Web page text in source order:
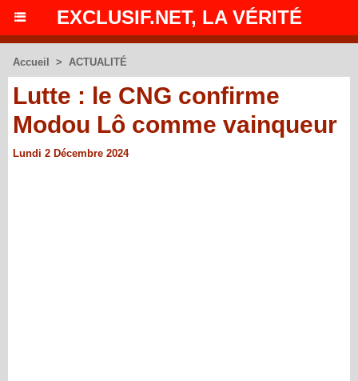
EXCLUSIF.NET, LA VÉRITÉ
Accueil > ACTUALITÉ
Lutte : le CNG confirme
Modou Lô comme vainqueur
Lundi 2 Décembre 2024